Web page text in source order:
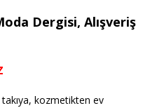
Dergisi, Alışveriş
kozmetikten ev